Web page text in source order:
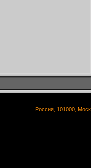
Россия, 101000,